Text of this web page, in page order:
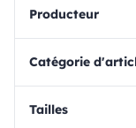
Producteur
Catégorie
Tailles